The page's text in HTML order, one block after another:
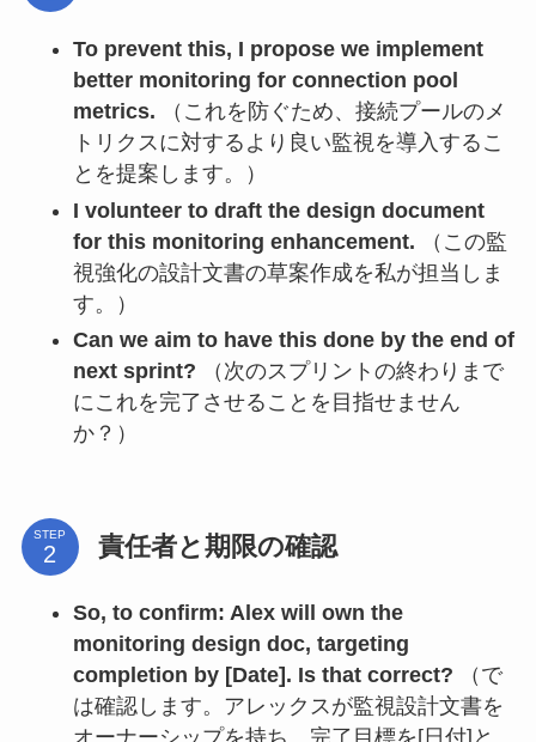
To prevent this, I propose we implement
better monitoring for connection pool
metrics. （これを防ぐため、接続プールのメ
トリクスに対するより良い監視を導入するこ
とを提案します。）
I volunteer to draft the design document
for this monitoring enhancement. （この監
視強化の設計文書の草案作成を私が担当しま
す。）
Can we aim to have this done by the end of
next sprint? （次のスプリントの終わりまで
にこれを完了させることを目指せません
か？）
STEP 責任者と期限の確認
So, to confirm: Alex will own the
monitoring design doc, targeting
completion by [Date]. Is that correct? （で
は確認します。アレックスが監視設計文書を